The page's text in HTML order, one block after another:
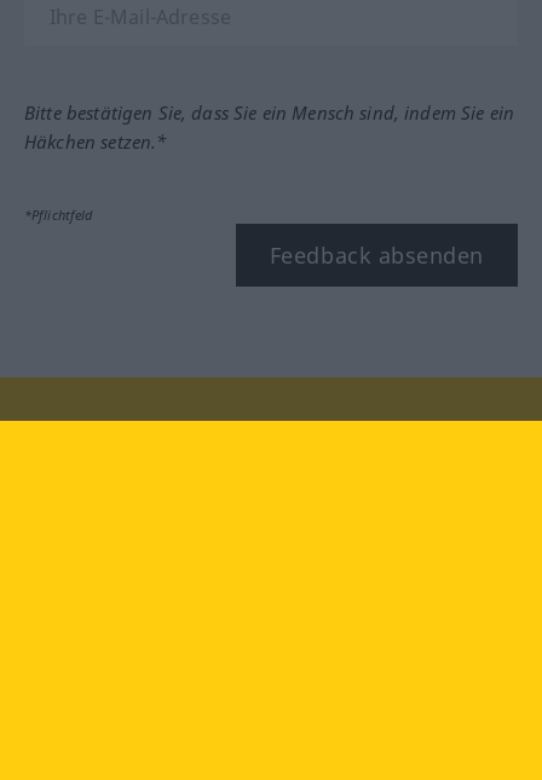
Bitte bestätigen Sie, dass Sie ein Mensch sind, indem Sie ein
Häkchen setzen.*
*Pflichtfeld
Feedback absenden